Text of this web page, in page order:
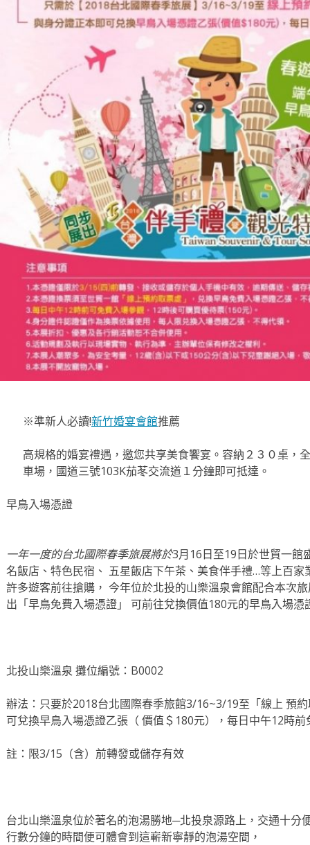
※準新人必讀!新竹婚宴會館推薦
高規格的婚宴禮遇，邀您共享美食饗宴。容納２３０桌，
車場，國道三號103K茄苳交流道１分鐘即可抵達。
早鳥入場憑證
一年一度的台北國際春季旅展將於3月16日至19日於世貿一館
名飯店、特色民宿、 五星飯店下午茶、美食伴手禮…等上百
許多遊客前往搶購， 今年位於北投的山樂溫泉會館配合本次
出「早鳥免費入場憑證」 可前往兌換價值180元的早鳥入場憑
北投山樂溫泉 攤位編號：B0002
辦法：只要於2018台北國際春季旅館3/16~3/19至「線上 預
可兌換早鳥入場憑證乙張（ 價值＄180元），每日中午12時前
註：限3/15（含）前轉發或儲存有效
台北山樂溫泉位於著名的泡湯勝地─北投泉源路上，交通十分
行數分鐘的時間便可體會到這嶄新寧靜的泡湯空間，